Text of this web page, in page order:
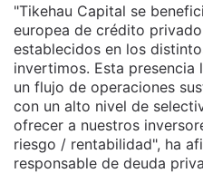
"Tikehau Capital se
europea de crédito
establecidos en los
invertimos. Esta
un flujo de operaciones
con un alto nivel de
ofrecer a nuestros
riesgo / rentabilidad", ha
responsable de deuda